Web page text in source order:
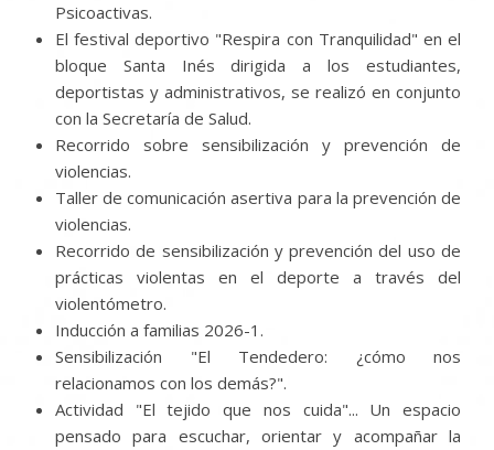
Psicoactivas.
El festival deportivo "Respira con Tranquilidad" en el
bloque Santa Inés dirigida a los estudiantes,
deportistas y administrativos, se realizó en conjunto
con la Secretaría de Salud.
Recorrido sobre sensibilización y prevención de
violencias.
Taller de comunicación asertiva para la prevención de
violencias.
Recorrido de sensibilización y prevención del uso de
prácticas violentas en el deporte a través del
violentómetro.
Inducción a familias 2026-1.
Sensibilización "El Tendedero: ¿cómo nos
relacionamos con los demás?".
Actividad "El tejido que nos cuida"... Un espacio
pensado para escuchar, orientar y acompañar la